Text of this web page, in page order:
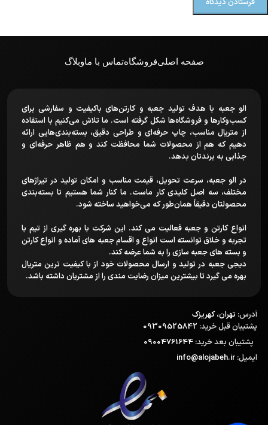
صفحه اصلیفروشگاهتماس با ماوبلاگ
الو جعبه با هدف تولید جعبه و کارتن‌های باکیفیت و سفارشی برای
کسب‌وکارها و فروشگاه‌ها شکل گرفته است. ما تلاش می‌کنیم با استفاده
از متریال مناسب، چاپ حرفه‌ای و طراحی دقیق، بسته‌بندی‌هایی ارائه
دهیم که هم از محصولات شما محافظت کند و هم ظاهر حرفه‌ای و
جذابی به برندتان بدهد.
در الو جعبه، سرعت تحویل، قیمت مناسب و امکان تولید در تیراژهای
مختلف، سه اصل کلیدی کار ماست. ما کنار شما هستیم تا بسته‌بندی
محصولتان دقیقاً همان‌طور که می‌خواهید ساخته شود.
انواع کارتن و جعبه فعالیت می کند. این شرکت با بهره گیری از تیم با
تجربه و خلاق توانسته است انواع و اقسام جعبه های آماده و انواع کارتن
و بسته های جعبه سازی را به شما عرضه کند.
دیجی جعبه در تولید و ارسال محصولات خود از با کیفیت ترین متریال
بهره می گیرد تا بیشترین میزان رضایت مندی را از مشتریان داشته باشد.
آدرس: تهران، کهریزک
پشتیبان قبل خرید: 09309525842
پشتیبان بعد خرید:
ایمیل: info@alojabeh.ir